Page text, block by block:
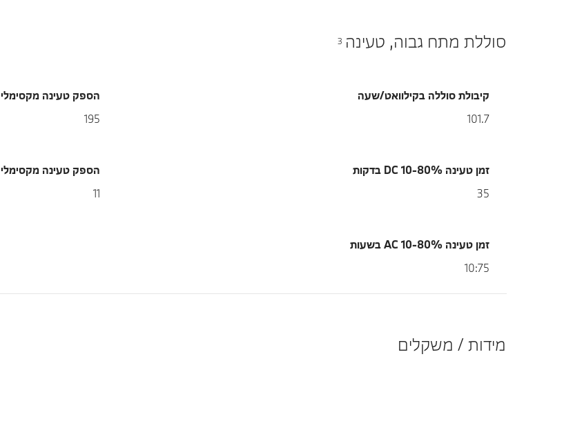
סוללת מתח גבוה, טעינה 3
קיבולת סוללה בקילוואט/שעה
101.7
הספק טעינה מקסימלי DC בקילוואט
195
זמן טעינה 10-80% DC בדקות
35
הספק טעינה מקסימלי AC/DC (קוו"ט)
11
זמן טעינה 10-80% AC בשעות
10:75
מידות / משקלים